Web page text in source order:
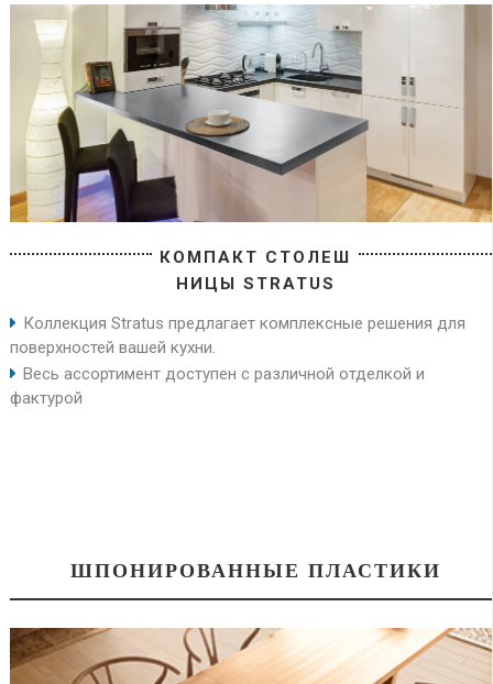
КОМПАКТ СТОЛЕШ
НИЦЫ STRATUS
Коллекция Stratus предлагает комплексные решения для
поверхностей вашей кухни.
Весь ассортимент доступен с различной отделкой и
фактурой
ШПОНИРОВАННЫЕ ПЛАСТИКИ